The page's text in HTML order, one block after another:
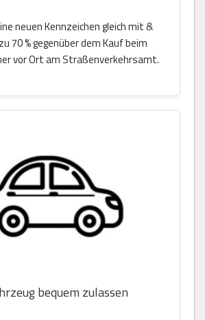
neuen Kennzeichen gleich mit &
70 % gegenüber dem Kauf beim
vor Ort am Straßenverkehrsamt.
bequem zulassen